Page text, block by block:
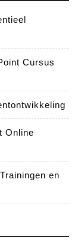
Cursus
Online
en